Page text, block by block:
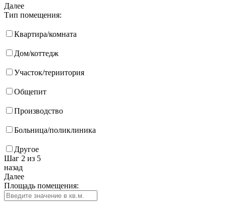
Далее
Тип помещения:
Квартира/комната
Дом/коттедж
Участок/териитория
Общепит
Производство
Больница/поликлиника
Другое
Шаг 2 из 5
назад
Далее
Площадь помещения: